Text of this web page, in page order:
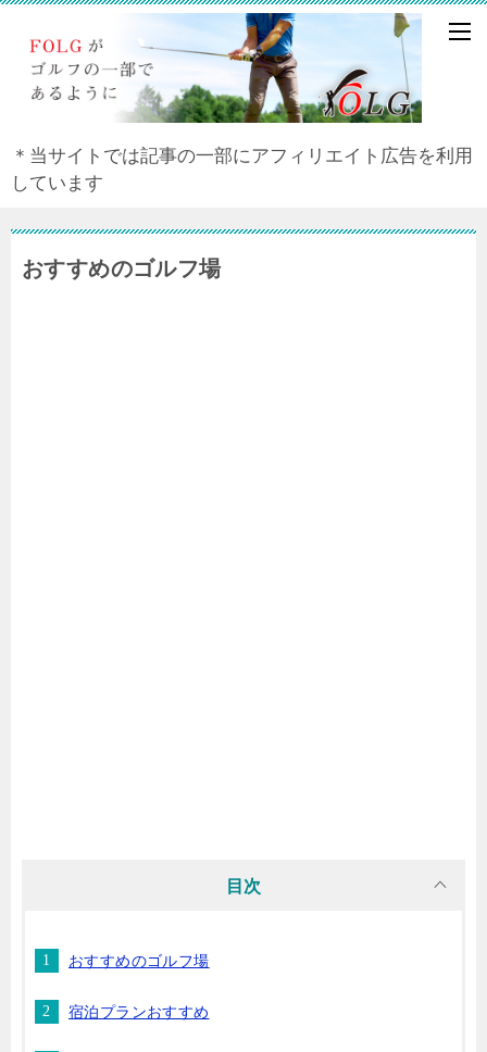
＊当サイトでは記事の一部にアフィリエイト広告を利用
しています
おすすめのゴルフ場
目次
おすすめのゴルフ場
宿泊プランおすすめ